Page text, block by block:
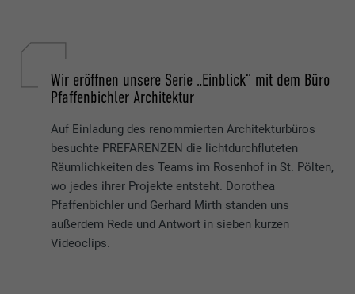
Wir eröffnen unsere Serie „Einblick“ mit dem Büro
Pfaffenbichler Architektur
Auf Einladung des renommierten Architekturbüros
besuchte PREFARENZEN die lichtdurchfluteten
Räumlichkeiten des Teams im Rosenhof in St. Pölten,
wo jedes ihrer Projekte entsteht. Dorothea
Pfaffenbichler und Gerhard Mirth standen uns
außerdem Rede und Antwort in sieben kurzen
Videoclips.